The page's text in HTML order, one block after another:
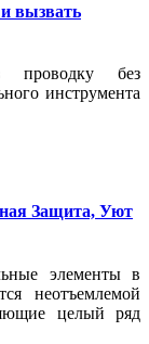
вызвать
в проводку без
инструмента
Защита, Уют
элементы в
неотъемлемой
целый ряд